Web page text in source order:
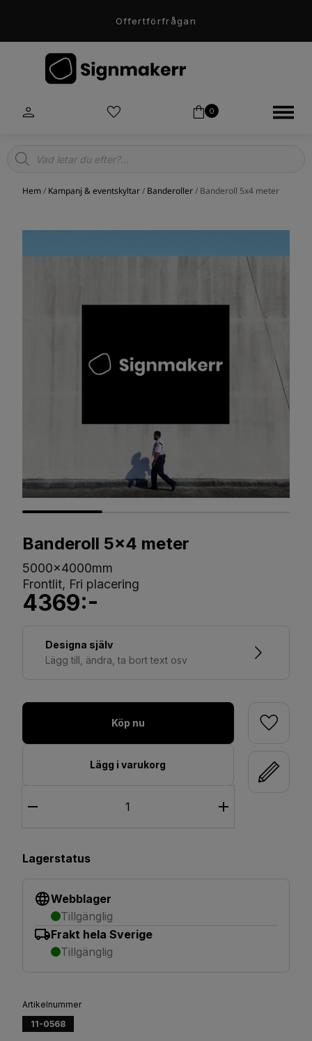
Offertförfrågan
0
Products
search
Hem/ Kampanj & eventskyltar/ Banderoller/ Banderoll 5x4 meter
Banderoll 5x4 meter
5000x4000mm
Frontlit, Fri placering
4369:-
Designa själv
Lägg till, ändra, ta bort text osv
Köp nu
Lägg i varukorg
Lagerstatus
Webblager
Tillgänglig
Frakt hela Sverige
Tillgänglig
Artikelnummer
11-0568